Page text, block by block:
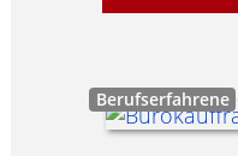
Berufserfahrene